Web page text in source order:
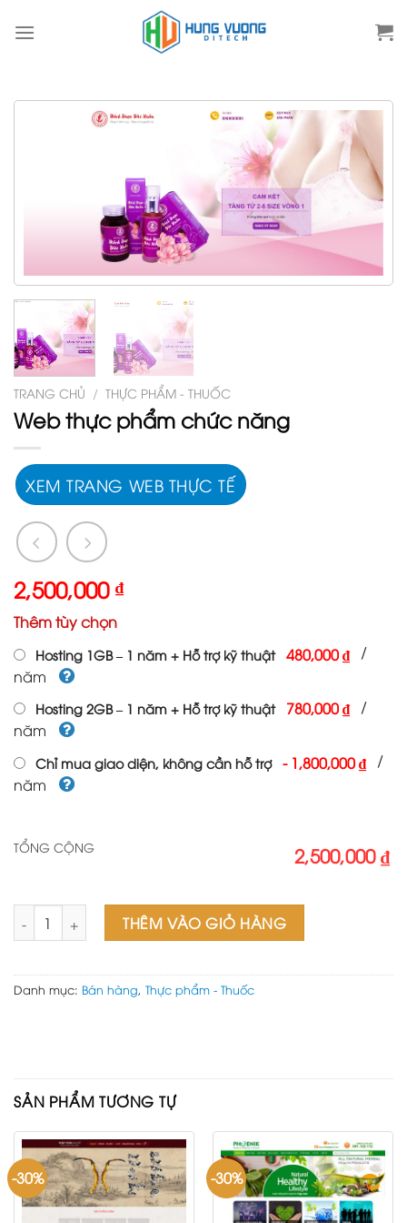
TRANG CHỦ / THỰC PHẨM - THUỐC
Web thực phẩm chức năng
XEM TRANG WEB THỰC TẾ
2,500,000 ₫
Thêm tùy chọn
Hosting 1GB – 1 năm + Hỗ trợ kỹ thuật 480,000 ₫ /
năm
Hosting 2GB – 1 năm + Hỗ trợ kỹ thuật 780,000 ₫ /
năm
Chỉ mua giao diện, không cần hỗ trợ -1,800,000 ₫ /
năm
TỔNG CỘNG 2,500,000 ₫
Web thực phẩm chức năng số lượng
THÊM VÀO GIỎ HÀNG
Danh mục: Bán hàng, Thực phẩm - Thuốc
SẢN PHẨM TƯƠNG TỰ
-30% -30%